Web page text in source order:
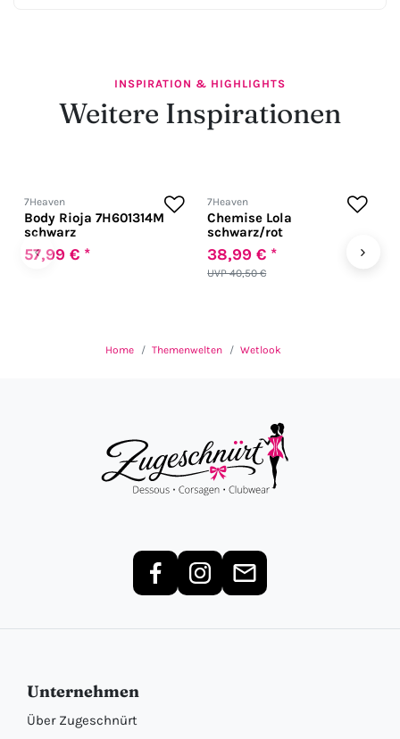
INSPIRATION & HIGHLIGHTS
Weitere Inspirationen
‹
7Heaven
Body Rioja 7H601314M
schwarz
57,99 € *
7Heaven
Chemise Lola
schwarz/rot
UVP 40,50 €
38,99 € * ›
Home Themenwelten Wetlook
Unternehmen
Über Zugeschnürt